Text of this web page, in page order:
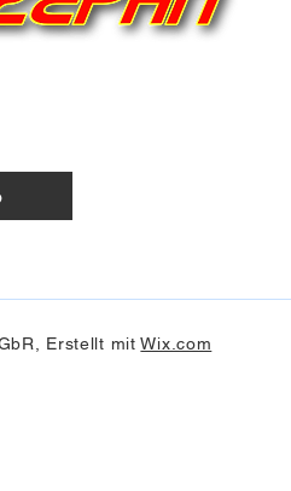
Erstellt mitWix.com